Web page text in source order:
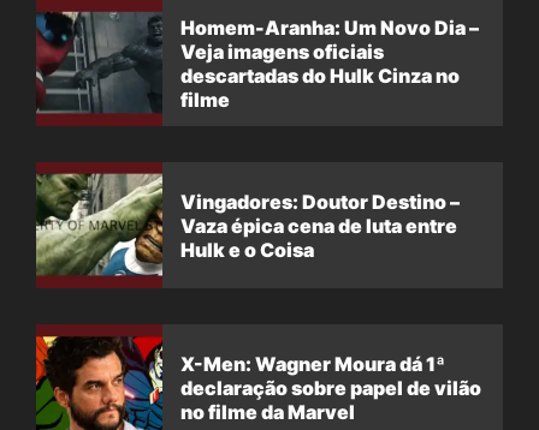
Homem-Aranha: Um Novo Dia –
Veja imagens oficiais
descartadas do Hulk Cinza no
filme
Vingadores: Doutor Destino –
Vaza épica cena de luta entre
Hulk e o Coisa
X-Men: Wagner Moura dá 1ª
declaração sobre papel de vilão
no filme da Marvel